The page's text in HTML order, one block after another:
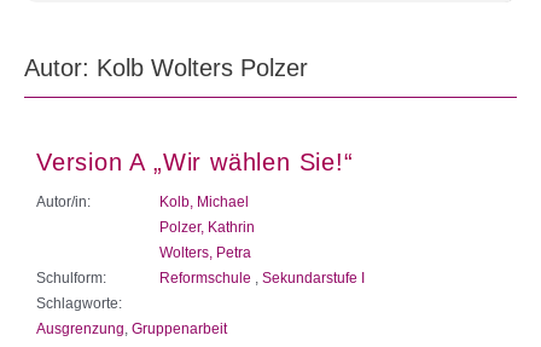
Autor: Kolb Wolters Polzer
Version A „Wir wählen Sie!“
Autor/in:
Kolb, Michael
Polzer, Kathrin
Wolters, Petra
Schulform:
Reformschule
Sekundarstufe I
Schlagworte:
Ausgrenzung Gruppenarbeit